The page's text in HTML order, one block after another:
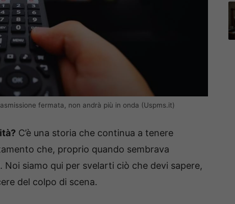
fermata, non andrà più in onda (Uspms.it)
C’è una storia che continua a tenere
che, proprio quando sembrava
siamo qui per svelarti ciò che devi sapere,
del colpo di scena.